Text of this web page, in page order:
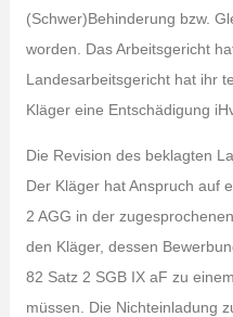
(Schwer)Behinderung bzw.
worden. Das Arbeitsgericht
Landesarbeitsgericht hat ihr
Kläger eine Entschädigung
Die Revision des beklagten
Der Kläger hat Anspruch auf
2 AGG in der
den Kläger, dessen
82 Satz 2 SGB IX aF zu
müssen. Die Nichteinladung